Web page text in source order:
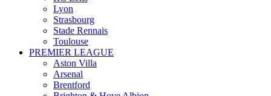
Lyon
Strasbourg
Stade Rennais
Toulouse
PREMIER LEAGUE
Aston Villa
Arsenal
Brentford